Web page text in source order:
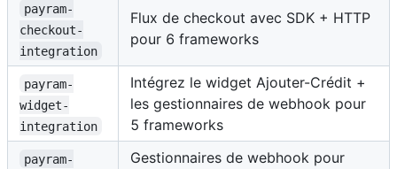
payram-
checkout-
integration
Flux de checkout avec SDK + HTTP
pour 6 frameworks
payram-
widget-
integration
Intégrez le widget Ajouter-Crédit +
les gestionnaires de webhook pour
5 frameworks
payram-
Gestionnaires de webhook pour